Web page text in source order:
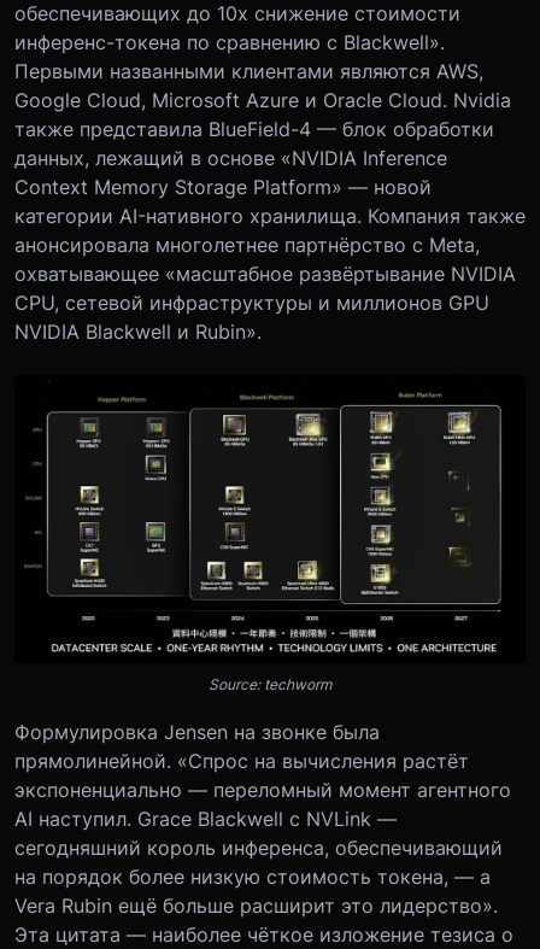
обеспечивающих до 10x снижение стоимости
инференс-токена по сравнению с Blackwell».
Первыми названными клиентами являются AWS,
Google Cloud, Microsoft Azure и Oracle Cloud. Nvidia
также представила BlueField-4 — блок обработки
данных, лежащий в основе «NVIDIA Inference
Context Memory Storage Platform» — новой
категории AI-нативного хранилища. Компания также
анонсировала многолетнее партнёрство с Meta,
охватывающее «масштабное развёртывание NVIDIA
CPU, сетевой инфраструктуры и миллионов GPU
NVIDIA Blackwell и Rubin».
Source: techworm
Формулировка Jensen на звонке была
прямолинейной. «Спрос на вычисления растёт
экспоненциально — переломный момент агентного
AI наступил. Grace Blackwell с NVLink —
сегодняшний король инференса, обеспечивающий
на порядок более низкую стоимость токена, — а
Vera Rubin ещё больше расширит это лидерство».
Эта цитата — наиболее чёткое изложение тезиса о